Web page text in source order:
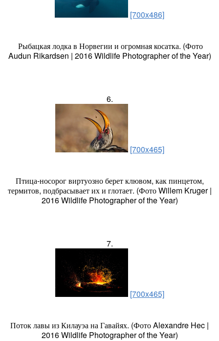
[700x486]
Рыбацкая лодка в Норвегии и огромная косатка. (Фото
Audun Rikardsen | 2016 Wildlife Photographer of the Year)
6.
[700x465]
Птица-носорог виртуозно берет клювом, как пинцетом,
термитов, подбрасывает их и глотает. (Фото Willem Kruger |
2016 Wildlife Photographer of the Year)
7.
[700x465]
Поток лавы из Килауэа на Гавайях. (Фото Alexandre Hec |
2016 Wildlife Photographer of the Year)